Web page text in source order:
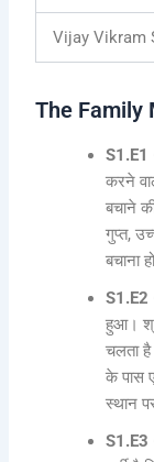
Vijay Vikram
The Family
S1.E1
करने
बचाने
गुप्त,
बचाना
S1.E2
हुआ।
चलता
के पास
स्थान
S1.E3